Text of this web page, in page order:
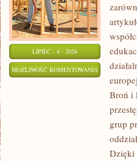
LIPIEC - 4 - 2026
MOŻLIWOŚĆ KOMENTOWANIA PODZIEMIE
FINANSOWE
Broń i
grup
Dzięki